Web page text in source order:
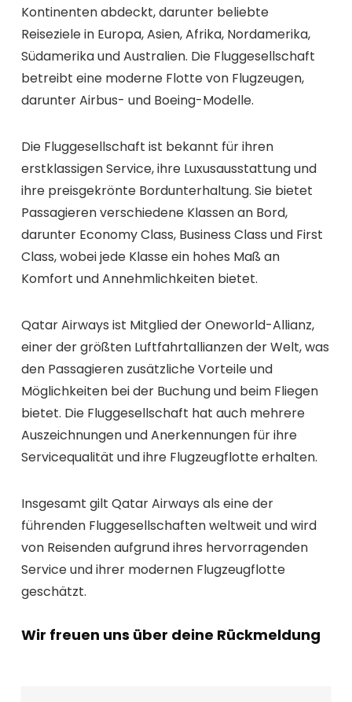
Kontinenten abdeckt, darunter beliebte
Reiseziele in Europa, Asien, Afrika, Nordamerika,
Südamerika und Australien. Die Fluggesellschaft
betreibt eine moderne Flotte von Flugzeugen,
darunter Airbus- und Boeing-Modelle.
Die Fluggesellschaft ist bekannt für ihren
erstklassigen Service, ihre Luxusausstattung und
ihre preisgekrönte Bordunterhaltung. Sie bietet
Passagieren verschiedene Klassen an Bord,
darunter Economy Class, Business Class und First
Class, wobei jede Klasse ein hohes Maß an
Komfort und Annehmlichkeiten bietet.
Qatar Airways ist Mitglied der Oneworld-Allianz,
einer der größten Luftfahrtallianzen der Welt, was
den Passagieren zusätzliche Vorteile und
Möglichkeiten bei der Buchung und beim Fliegen
bietet. Die Fluggesellschaft hat auch mehrere
Auszeichnungen und Anerkennungen für ihre
Servicequalität und ihre Flugzeugflotte erhalten.
Insgesamt gilt Qatar Airways als eine der
führenden Fluggesellschaften weltweit und wird
von Reisenden aufgrund ihres hervorragenden
Service und ihrer modernen Flugzeugflotte
geschätzt.
Wir freuen uns über deine Rückmeldung